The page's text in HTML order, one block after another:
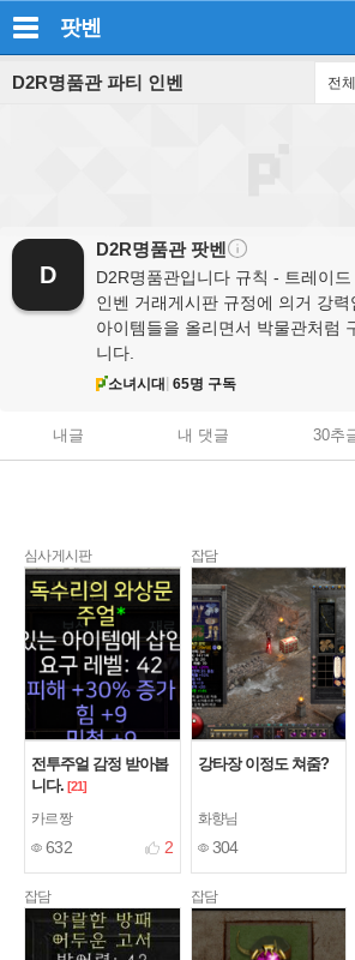
팟벤
D2R명품관 파티 인벤 전
D
D2R명품관팟벤
소녀시대 65명 구독
D2R명품관입니다 규칙 - 트레이
인벤 거래게시판 규정에 의거 강
아이템들을 올리면서 박물관처럼
니다.
내글 내 댓글 30추
심사게시판
전투주얼 감정 받아봅
니다. [21]
카르짱
632 2
잡담
강타장 이정도 쳐줌?
화향님
304
잡담 잡담